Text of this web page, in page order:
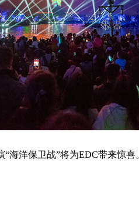
海洋保卫战”将为EDC带来惊喜